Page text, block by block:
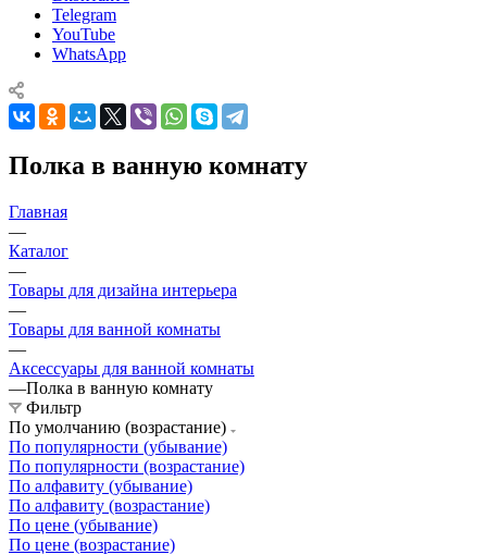
Telegram
YouTube
WhatsApp
Полка в ванную комнату
Главная
—
Каталог
—
Товары для дизайна интерьера
—
Товары для ванной комнаты
—
Аксессуары для ванной комнаты
—Полка в ванную комнату
Фильтр
По умолчанию (возрастание)
По популярности (убывание)
По популярности (возрастание)
По алфавиту (убывание)
По алфавиту (возрастание)
По цене (убывание)
По цене (возрастание)